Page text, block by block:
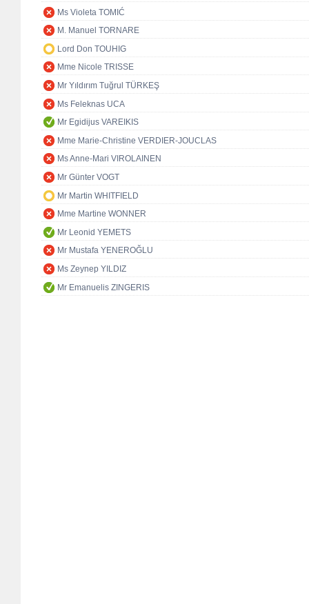
Ms Violeta TOMIĆ
M. Manuel TORNARE
Lord Don TOUHIG
Mme Nicole TRISSE
Mr Yıldırım Tuğrul TÜRKEŞ
Ms Feleknas UCA
Mr Egidijus VAREIKIS
Mme Marie-Christine VERDIER-JOUCLAS
Ms Anne-Mari VIROLAINEN
Mr Günter VOGT
Mr Martin WHITFIELD
Mme Martine WONNER
Mr Leonid YEMETS
Mr Mustafa YENEROĞLU
Ms Zeynep YILDIZ
Mr Emanuelis ZINGERIS